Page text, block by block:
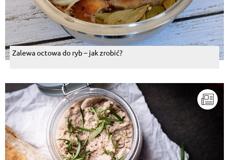
Zalewa octowa do ryb – jak zrobić?